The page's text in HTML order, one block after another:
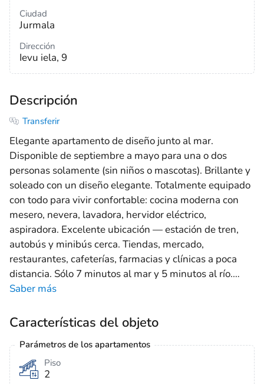
Ciudad
Jurmala
Dirección
Ievu iela, 9
Descripción
Transferir
Elegante apartamento de diseño junto al mar.
Disponible de septiembre a mayo para una o dos
personas solamente (sin niños o mascotas). Brillante y
soleado con un diseño elegante. Totalmente equipado
con todo para vivir confortable: cocina moderna con
mesero, nevera, lavadora, hervidor eléctrico,
aspiradora. Excelente ubicación — estación de tren,
autobús y minibús cerca. Tiendas, mercado,
restaurantes, cafeterías, farmacias y clínicas a poca
distancia. Sólo 7 minutos al mar y 5 minutos al río.…
Saber más
Características del objeto
Parámetros de los apartamentos
Piso
2